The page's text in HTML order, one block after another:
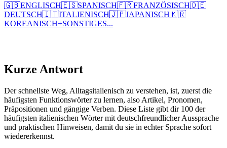
🇬🇧ENGLISCH🇪🇸SPANISCH🇫🇷FRANZÖSISCH🇩🇪
DEUTSCH🇮🇹ITALIENISCH🇯🇵JAPANISCH🇰🇷
KOREANISCH+SONSTIGES...
Kurze Antwort
Der schnellste Weg, Alltagsitalienisch zu verstehen, ist, zuerst die
häufigsten Funktionswörter zu lernen, also Artikel, Pronomen,
Präpositionen und gängige Verben. Diese Liste gibt dir 100 der
häufigsten italienischen Wörter mit deutschfreundlicher Aussprache
und praktischen Hinweisen, damit du sie in echter Sprache sofort
wiedererkennst.